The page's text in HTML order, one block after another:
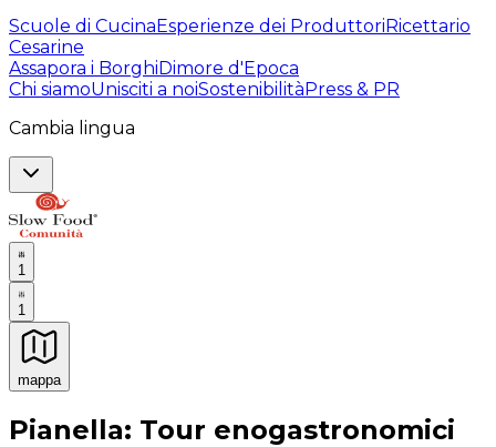
Scuole di CucinaEsperienze dei ProduttoriRicettario
Cesarine
Assapora i BorghiDimore d'Epoca
Chi siamoUnisciti a noiSostenibilitàPress & PR
Cambia lingua
1
1
mappa
Esperienze culinarie indimenticabili: Esperienze
Pianella: Tour enogastronomici